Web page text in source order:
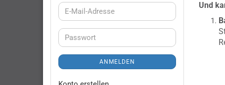
Und
E-
Mail-
Passwort
ANMELDEN